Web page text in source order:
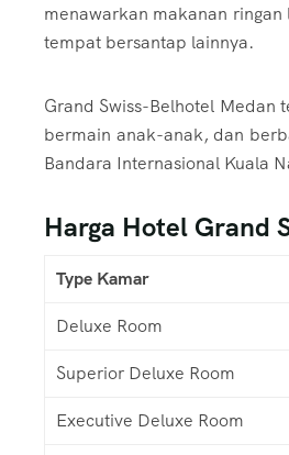
menawarkan makanan
tempat bersantap lainnya.
Grand Swiss-Belhotel Medan
bermain anak-anak, dan
Bandara Internasional Kuala
Harga Hotel Grand
Type Kamar
Deluxe Room
Superior Deluxe Room
Executive Deluxe Room